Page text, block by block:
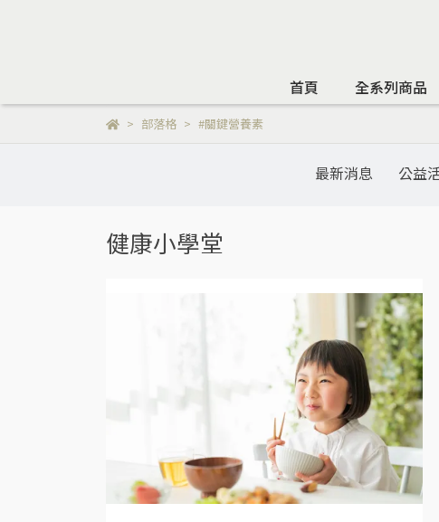
首頁 全系列商品
部落格 #關鍵營養素
最新消息 公益
健康小學堂